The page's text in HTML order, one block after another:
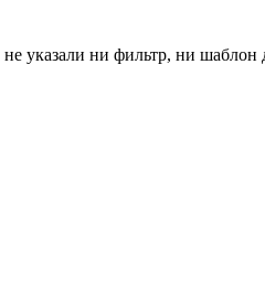
указали ни фильтр, ни шаблон